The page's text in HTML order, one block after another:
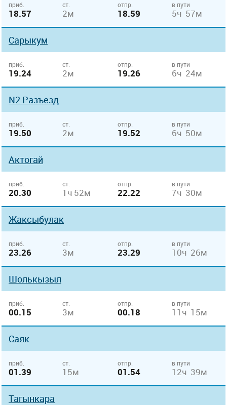
приб.
18.57
ст.
2м
отпр.
18.59
в пути
5ч 57м
Сарыкум
приб.
19.24
ст.
2м
отпр.
19.26
в пути
6ч 24м
N2 Разъезд
приб.
19.50
ст.
2м
отпр.
19.52
в пути
6ч 50м
Актогай
приб.
20.30
ст.
1ч 52м
отпр.
22.22
в пути
7ч 30м
Жаксыбулак
приб.
23.26
ст.
3м
отпр.
23.29
в пути
10ч 26м
Шолькызыл
приб.
00.15
ст.
3м
отпр.
00.18
в пути
11ч 15м
Саяк
приб.
01.39
ст.
15м
отпр.
01.54
в пути
12ч 39м
Тагынкара